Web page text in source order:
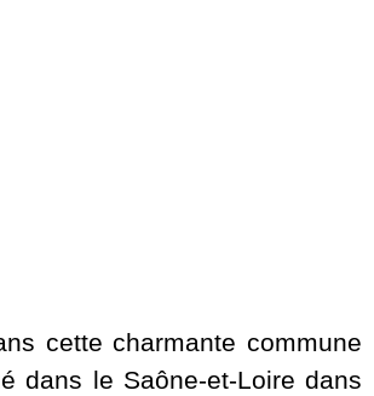
cette charmante commune
dans le Saône-et-Loire dans